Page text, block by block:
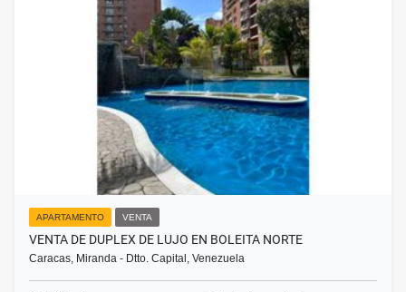
APARTAMENTO VENTA
VENTA DE DUPLEX DE LUJO EN BOLEITA NORTE
Caracas, Miranda - Dtto. Capital, Venezuela